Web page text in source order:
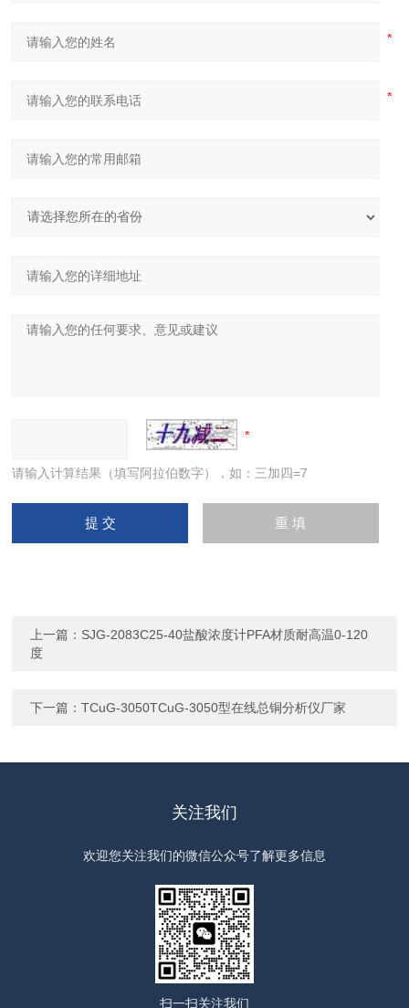
请输入计算结果（填写阿拉伯数字），如：三加四=7
上一篇： SJG-2083C25-40盐酸浓度计PFA材质耐高温0-120
度
下一篇：TCuG-3050TCuG-3050型在线总铜分析仪厂家
关注我们
欢迎您关注我们的微信公众号了解更多信息
扫一扫关注我们